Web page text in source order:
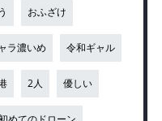
おふざけ
ラ濃いめ 令和ギャル
2人 優しい